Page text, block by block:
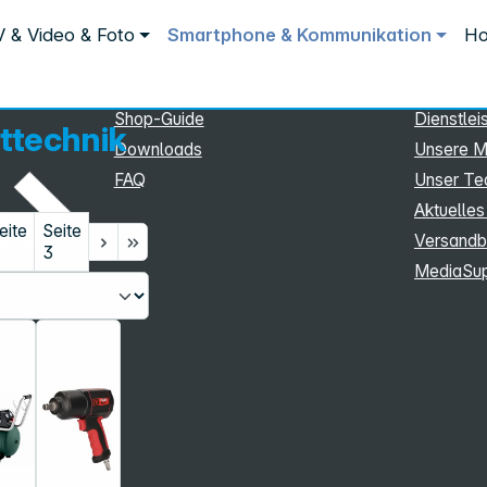
& Video & Foto Smartphone & Kommunikation
Seite
3
Shop-Guide
Downloads
FAQ
Unsere
Unser